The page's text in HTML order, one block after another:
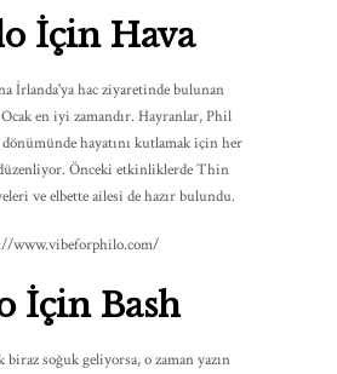
İçin Hava
İrlanda'ya hac ziyaretinde bulunan
en iyi zamandır. Hayranlar, Phil
hayatını kutlamak için her
Önceki etkinliklerde Thin
ve elbette ailesi de hazır bulundu.
www.vibeforphilo.com/
İçin Bash
biraz soğuk geliyorsa, o zaman yazın